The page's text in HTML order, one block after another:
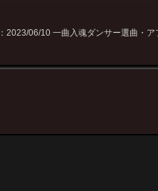
2023/06/10 一曲入魂ダンサー選曲・ア